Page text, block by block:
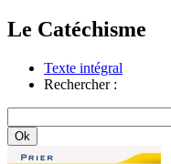
Le Catéchisme
Texte intégral
Rechercher :